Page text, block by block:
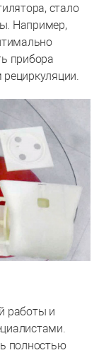
стало
Например,
прибора
работы и
полностью